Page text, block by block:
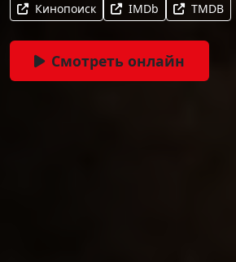
Кинопоиск IMDb TMDB
Смотреть онлайн